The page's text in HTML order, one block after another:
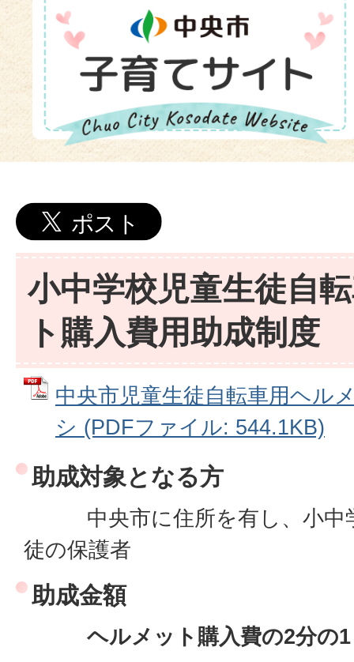
小中学校児童生徒自
ト購入費用助成制度
中央市児童生徒自転車用ヘル
シ (PDFファイル: 544.1KB)
助成対象となる方
中央市に住所を有し、小中
徒の保護者
助成金額
ヘルメット購入費の2分の